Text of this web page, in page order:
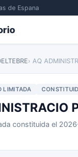
de Espana
› AQ
LIMITADA
constituida el